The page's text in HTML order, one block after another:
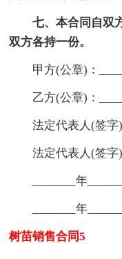
七、本合同自双
双方各持一份。
甲方(公章)：
乙方(公章)：
法定代表人(签字)
法定代表人(签字)
_______年
_______年
树苗销售合同5